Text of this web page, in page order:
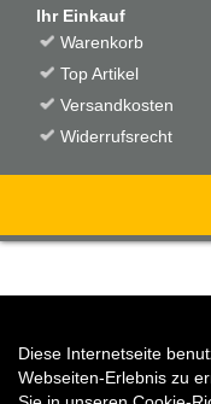
Ihr Einkauf
Warenkorb
Top Artikel
Versandkosten
Widerrufsrecht
Diese Internetseite
Webseiten-Erlebnis zu